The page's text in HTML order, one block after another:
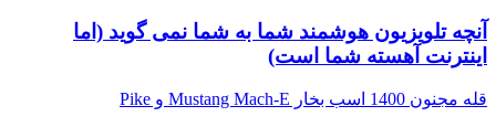
آنچه تلویزیون هوشمند شما به شما نمی گوید (اما
اینترنت آهسته شما است)
قله مجنون 1400 اسب بخار Mustang Mach-E و Pike